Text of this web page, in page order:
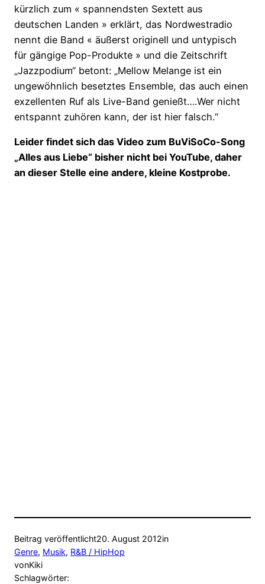
kürzlich zum « spannendsten Sextett aus
deutschen Landen » erklärt, das Nordwestradio
nennt die Band « äußerst originell und untypisch
für gängige Pop-Produkte » und die Zeitschrift
„Jazzpodium“ betont: „Mellow Melange ist ein
ungewöhnlich besetztes Ensemble, das auch einen
exzellenten Ruf als Live-Band genießt….Wer nicht
entspannt zuhören kann, der ist hier falsch.“
Leider findet sich das Video zum BuViSoCo-Song
„Alles aus Liebe“ bisher nicht bei YouTube, daher
an dieser Stelle eine andere, kleine Kostprobe.
Beitrag veröffentlicht20. August 2012in
Genre, Musik, R&B / HipHop
vonKiki
Schlagwörter: